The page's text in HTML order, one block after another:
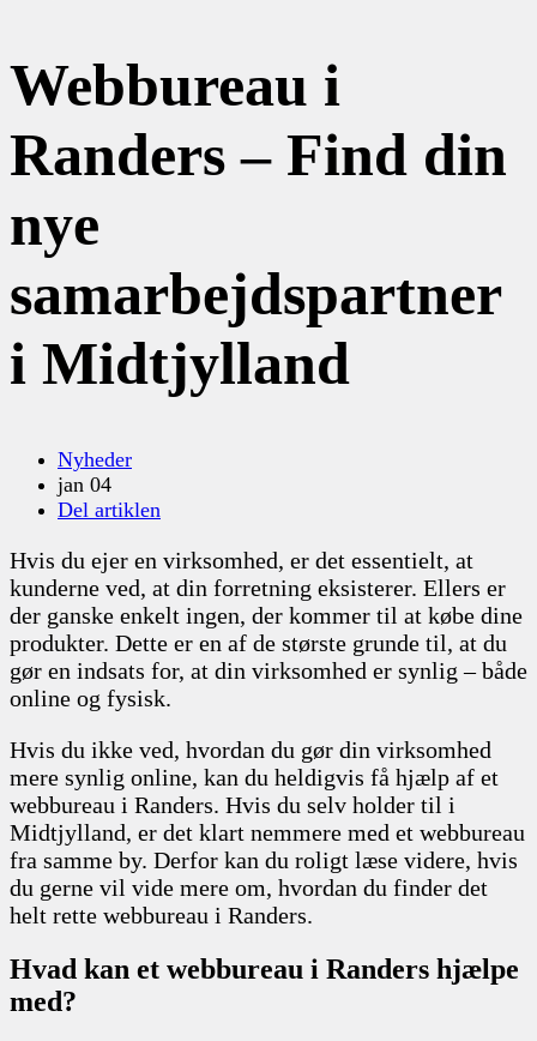
Webbureau i
Randers – Find din
nye
samarbejdspartner
i Midtjylland
Nyheder
jan 04
Del artiklen
Hvis du ejer en virksomhed, er det essentielt, at
kunderne ved, at din forretning eksisterer. Ellers er
der ganske enkelt ingen, der kommer til at købe dine
produkter. Dette er en af de største grunde til, at du
gør en indsats for, at din virksomhed er synlig – både
online og fysisk.
Hvis du ikke ved, hvordan du gør din virksomhed
mere synlig online, kan du heldigvis få hjælp af et
webbureau i Randers. Hvis du selv holder til i
Midtjylland, er det klart nemmere med et webbureau
fra samme by. Derfor kan du roligt læse videre, hvis
du gerne vil vide mere om, hvordan du finder det
helt rette webbureau i Randers.
Hvad kan et webbureau i Randers hjælpe
med?